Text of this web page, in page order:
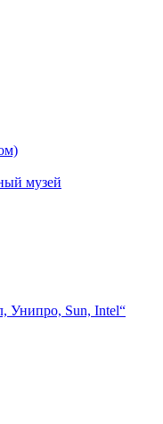
музей
Унипро, Sun, Intel“